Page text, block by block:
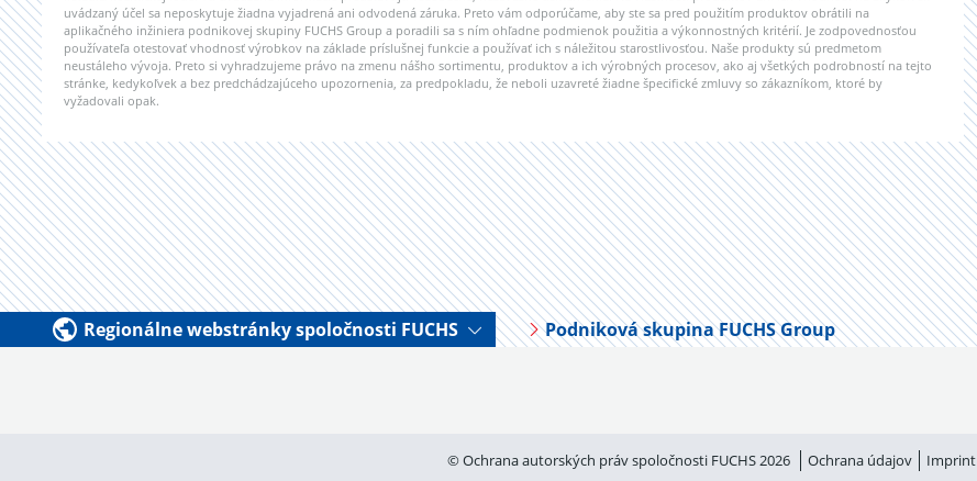
uvádzaný účel sa neposkytuje žiadna vyjadrená ani odvodená záruka. Preto vám odporúčame, aby ste sa pred použitím produktov obrátili na
aplikačného inžiniera podnikovej skupiny FUCHS Group a poradili sa s ním ohľadne podmienok použitia a výkonnostných kritérií. Je zodpovednosťou
používateľa otestovať vhodnosť výrobkov na základe príslušnej funkcie a používať ich s náležitou starostlivosťou. Naše produkty sú predmetom
neustáleho vývoja. Preto si vyhradzujeme právo na zmenu nášho sortimentu, produktov a ich výrobných procesov, ako aj všetkých podrobností na tejto
stránke, kedykoľvek a bez predchádzajúceho upozornenia, za predpokladu, že neboli uzavreté žiadne špecifické zmluvy so zákazníkom, ktoré by
vyžadovali opak.
Regionálne webstránky spoločnosti FUCHS Podniková skupina FUCHS Group
© Ochrana autorských práv spoločnosti FUCHS 2026 Ochrana údajov Imprint